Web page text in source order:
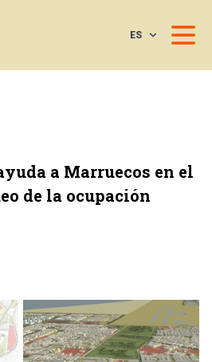
ES
a Marruecos en el
de la ocupación